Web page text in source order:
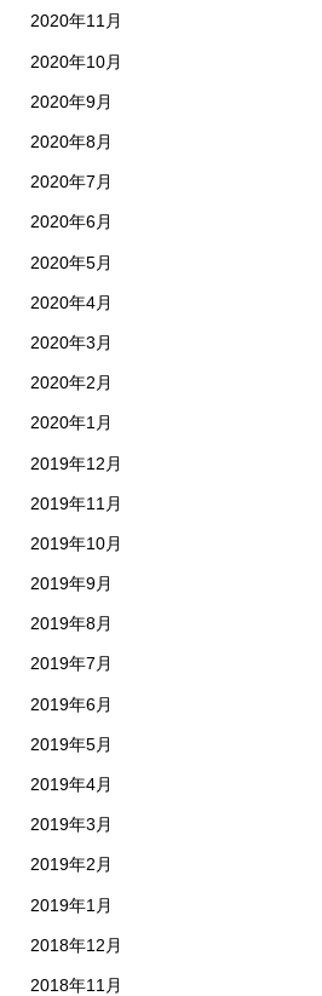
2020年11月
2020年10月
2020年9月
2020年8月
2020年7月
2020年6月
2020年5月
2020年4月
2020年3月
2020年2月
2020年1月
2019年12月
2019年11月
2019年10月
2019年9月
2019年8月
2019年7月
2019年6月
2019年5月
2019年4月
2019年3月
2019年2月
2019年1月
2018年12月
2018年11月